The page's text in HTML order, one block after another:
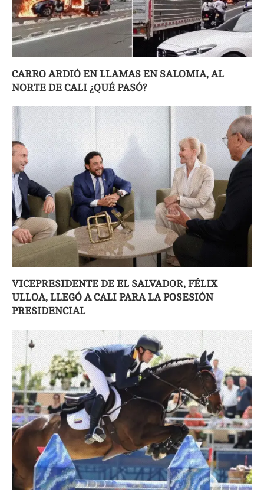
CARRO ARDIÓ EN LLAMAS EN SALOMIA, AL
NORTE DE CALI ¿QUÉ PASÓ?
VICEPRESIDENTE DE EL SALVADOR, FÉLIX
ULLOA, LLEGÓ A CALI PARA LA POSESIÓN
PRESIDENCIAL